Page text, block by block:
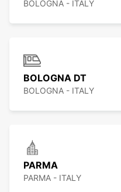
BOLOGNA - ITALY
BOLOGNA DT
BOLOGNA - ITALY
PARMA
PARMA - ITALY